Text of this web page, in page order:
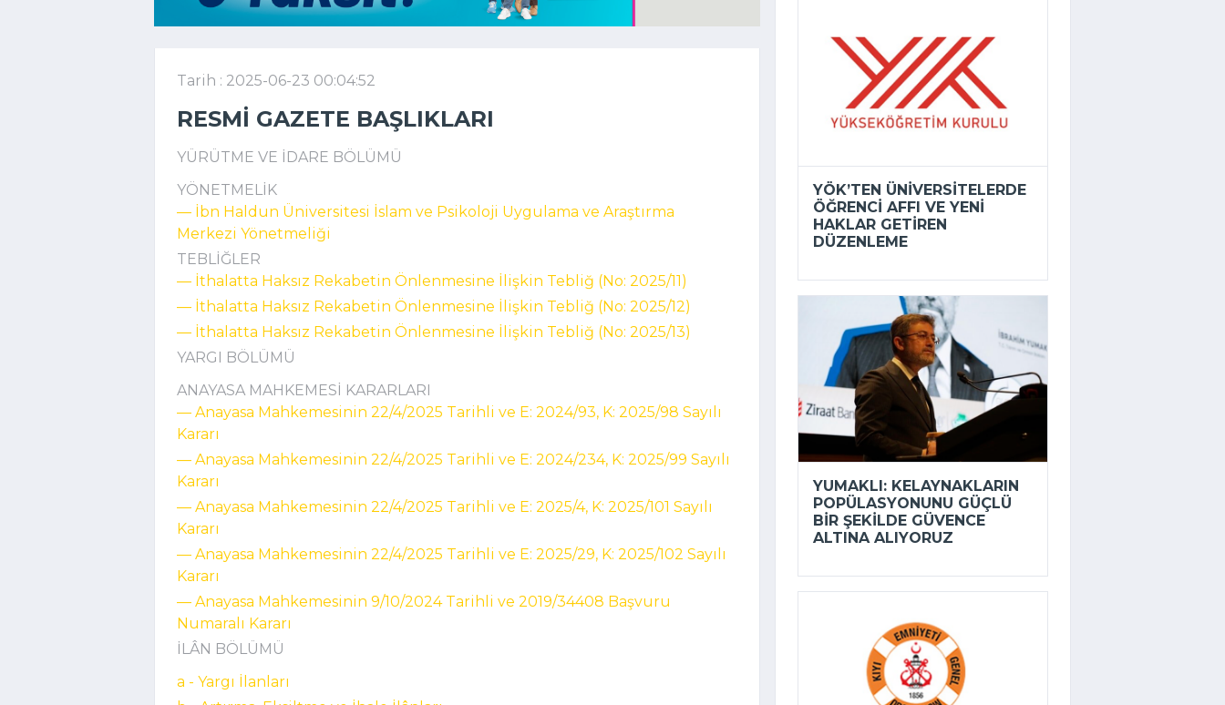
Tarih : 2025-06-23 00:04:52
RESMI GAZETE BAŞLIKLARI
YÜRÜTME VE İDARE BÖLÜMÜ
YÖNETMELİK
–– İbn Haldun Üniversitesi İslam ve Psikoloji Uygulama ve Araştırma
Merkezi Yönetmeliği
TEBLİĞLER
–– İthalatta Haksız Rekabetin Önlenmesine İlişkin Tebliğ (No: 2025/11)
–– İthalatta Haksız Rekabetin Önlenmesine İlişkin Tebliğ (No: 2025/12)
–– İthalatta Haksız Rekabetin Önlenmesine İlişkin Tebliğ (No: 2025/13)
YARGI BÖLÜMÜ
ANAYASA MAHKEMESİ KARARLARI
–– Anayasa Mahkemesinin 22/4/2025 Tarihli ve E: 2024/93, K: 2025/98 Sayılı
Kararı
–– Anayasa Mahkemesinin 22/4/2025 Tarihli ve E: 2024/234, K: 2025/99 Sayılı
Kararı
–– Anayasa Mahkemesinin 22/4/2025 Tarihli ve E: 2025/4, K: 2025/101 Sayılı
Kararı
–– Anayasa Mahkemesinin 22/4/2025 Tarihli ve E: 2025/29, K: 2025/102 Sayılı
Kararı
–– Anayasa Mahkemesinin 9/10/2024 Tarihli ve 2019/34408 Başvuru
Numaralı Kararı
İLÂN BÖLÜMÜ
a - Yargı İlanları
YÖK’TEN ÜNIVERSITELERDE
ÖĞRENCI AFFI VE YENI
HAKLAR GETIREN
DÜZENLEME
YUMAKLI: KELAYNAKLARIN
POPÜLASYONUNU GÜÇLÜ
BIR ŞEKILDE GÜVENCE
ALTINA ALIYORUZ